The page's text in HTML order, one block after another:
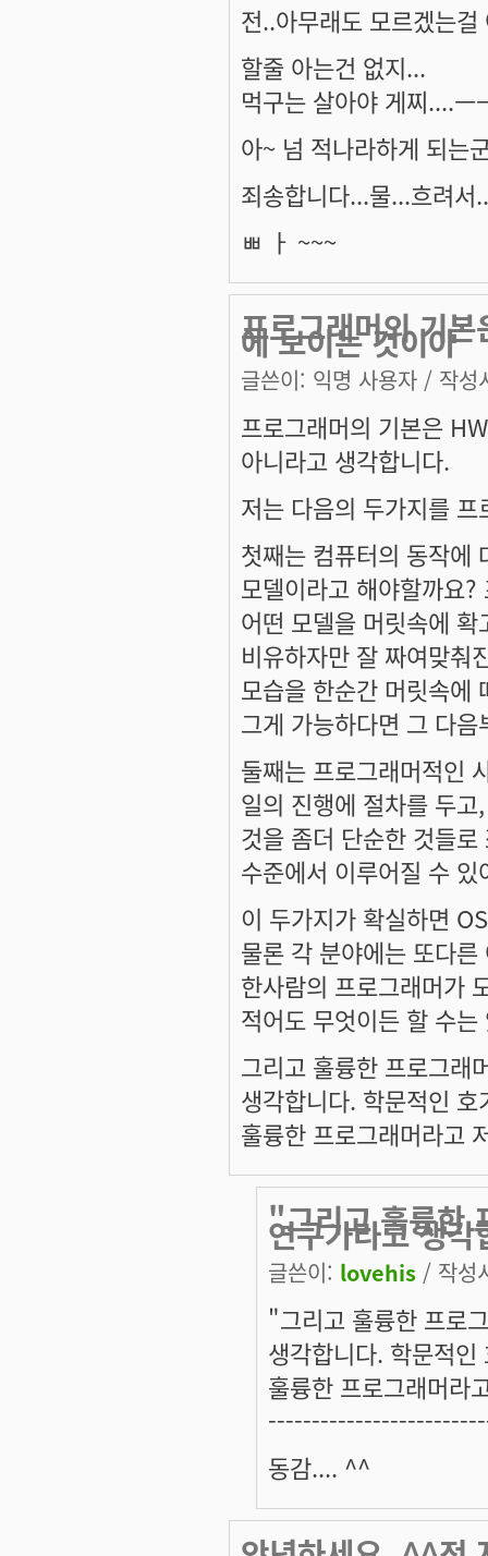
전..아무래도 모르겠는
할줄 아는건 없지...
먹구는 살아야 게찌....ㅡ
아~ 넘 적나라하게 되는
죄송합니다...물...흐려서
ㅃ ㅏ ~~~
프로그래머의 기
에 보이는 것이아
글쓴이: 익명 사용자 / 작성
프로그래머의 기본은
아니라고 생각합니다.
저는 다음의 두가지를
첫째는 컴퓨터의 동작에
모델이라고 해야할까요
어떤 모델을 머릿속에
비유하자만 잘 짜여맞춰
모습을 한순간 머릿속에
그게 가능하다면 그 다
둘째는 프로그래머적인
일의 진행에 절차를 두
것을 좀더 단순한 것들
수준에서 이루어질 수
이 두가지가 확실하면
물론 각 분야에는 또다
한사람의 프로그래머가
적어도 무엇이든 할 수
그리고 훌륭한 프로그래
생각합니다. 학문적인
훌륭한 프로그래머라고
"그리고 훌륭한
연구가라고 생각
글쓴이: lovehis / 작성
"그리고 훌륭한 프로
생각합니다. 학문적
훌륭한 프로그래머라
동감.... ^^